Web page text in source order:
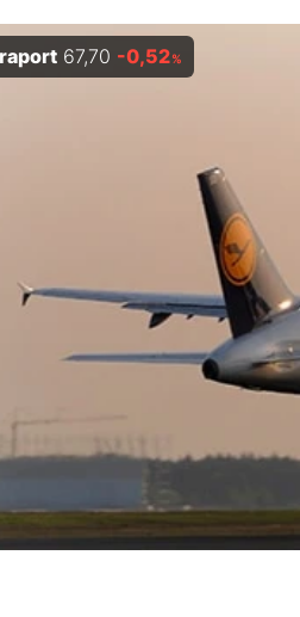
67,70 -0,52%